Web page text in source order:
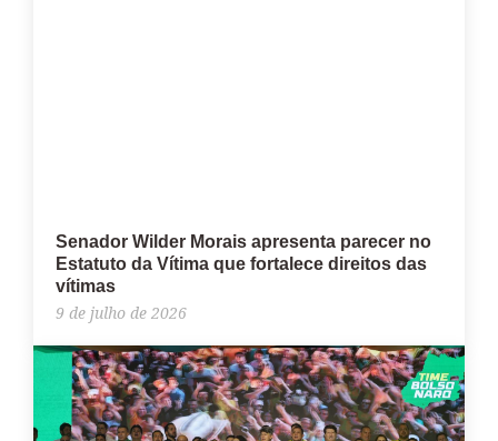
Senador Wilder Morais apresenta parecer no
Estatuto da Vítima que fortalece direitos das
vítimas
9 de julho de 2026